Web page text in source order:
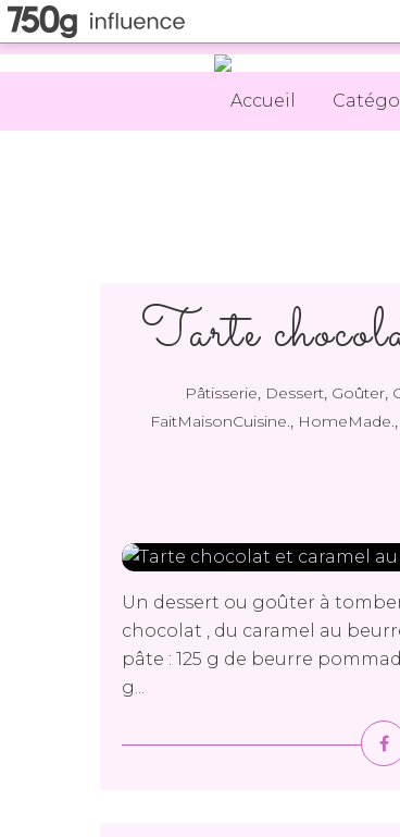
Accueil
Tarte
Pâtisserie, Dessert, Goûter,
FaitMaisonCuisine., HomeMade.,
Un dessert ou goûter à
chocolat , du caramel au
pâte : 125 g de beurre
g...